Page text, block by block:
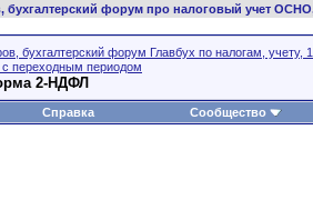
бухгалтерский форум про налоговый учет
бухгалтерский форум Главбух по налогам, учету,
переходным периодом
2-НДФЛ
Справка Сообщество